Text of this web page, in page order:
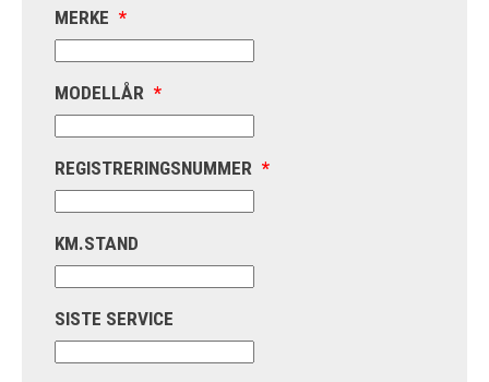
MERKE *
MODELLÅR *
REGISTRERINGSNUMMER *
KM.STAND
SISTE SERVICE